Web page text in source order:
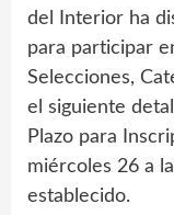
del Interior ha
para participar
Selecciones,
el siguiente
Plazo para
miércoles 26 a
establecido.